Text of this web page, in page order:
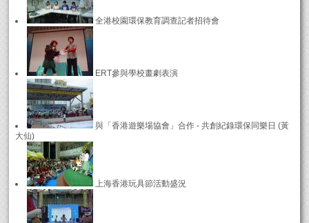
全港校園環保教育調查記者招待會
ERT參與學校畫劇表演
與「香港遊樂場協會」合作 - 共創紀錄環保同樂日 (黃
大仙)
上海香港玩具節活動盛況